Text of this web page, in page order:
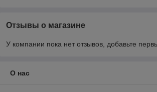
Отзывы о магазине
У компании пока нет отзывов, добавьте
О нас